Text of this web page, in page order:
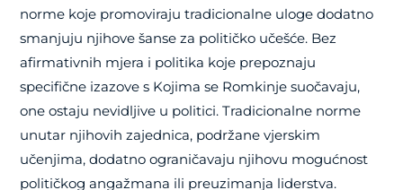
norme koje promoviraju tradicionalne uloge dodatno
smanjuju njihove šanse za političko učešće. Bez
afirmativnih mjera i politika koje prepoznaju
specifične izazove s Kojima se Romkinje suočavaju,
one ostaju nevidljive u politici. Tradicionalne norme
unutar njihovih zajednica, podržane vjerskim
učenjima, dodatno ograničavaju njihovu mogućnost
političkog angažmana ili preuzimanja liderstva.